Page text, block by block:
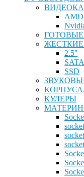
AMD
2.5''
SATA
SSD
КУЛЕРЫ